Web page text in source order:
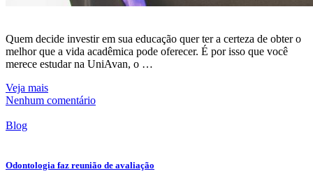
Quem decide investir em sua educação quer ter a certeza de obter o
melhor que a vida acadêmica pode oferecer. É por isso que você
merece estudar na UniAvan, o …
Veja mais
Nenhum comentário
Blog
Odontologia faz reunião de avaliação